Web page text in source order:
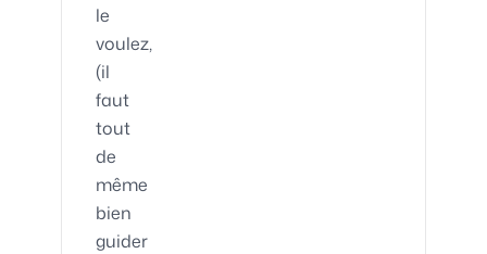
le
voulez,
(il
faut
tout
de
même
bien
guider